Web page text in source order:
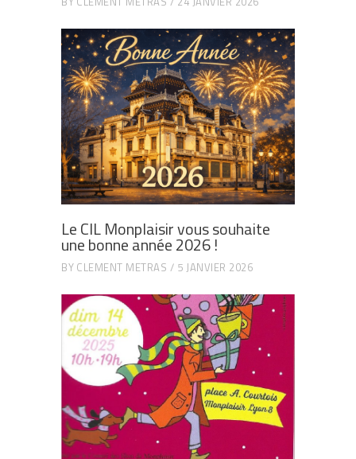
Le CIL Monplaisir vous souhaite
une bonne année 2026 !
BY CLEMENT METRAS 5 JANVIER 2026